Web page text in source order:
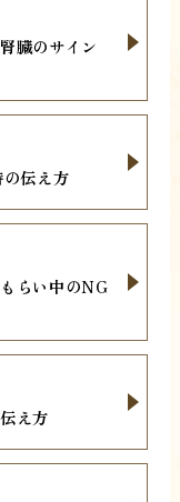
臓のサイン
伝え方
らい中のNG
え方